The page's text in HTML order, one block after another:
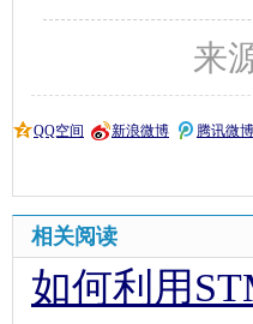
来
QQ空间 新浪微博 腾讯微博
相关阅读
如何利用